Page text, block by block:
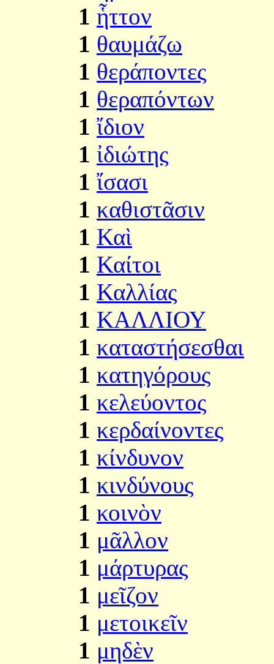
1 ἧττον
1 θαυμάζω
1 θεράποντες
1 θεραπόντων
1 ἴδιον
1 ἰδιώτης
1 ἴσασι
1 καθιστᾶσιν
1 Καὶ
1 Καίτοι
1 Καλλίας
1 ΚΑΛΛΙΟΥ
1 καταστήσεσθαι
1 κατηγόρους
1 κελεύοντος
1 κερδαίνοντες
1 κίνδυνον
1 κινδύνους
1 κοινὸν
1 μᾶλλον
1 μάρτυρας
1 μεῖζον
1 μετοικεῖν
1 μηδὲν